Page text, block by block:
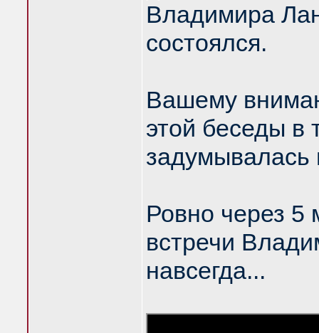
Владимира
состоялся.
Вашему
этой беседы в
задумывалась
Ровно через 5
встречи
навсегда...